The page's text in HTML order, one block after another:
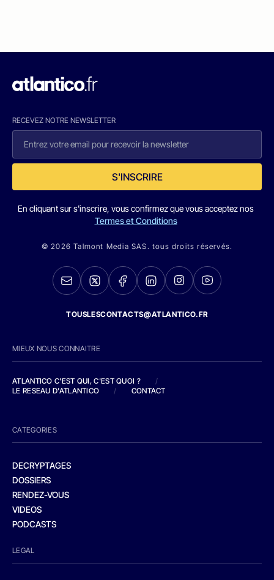
RECEVEZ NOTRE NEWSLETTER
S'INSCRIRE
En cliquant sur s'inscrire, vous confirmez que vous acceptez nos
Termes et Conditions
© 2026 Talmont Media SAS. tous droits réservés.
TOUSLESCONTACTS@ATLANTICO.FR
MIEUX NOUS CONNAITRE
ATLANTICO C'EST QUI, C'EST QUOI ?
/
LE RESEAU D'ATLANTICO
/ CONTACT
CATEGORIES
DECRYPTAGES
DOSSIERS
RENDEZ-VOUS
VIDEOS
PODCASTS
LEGAL